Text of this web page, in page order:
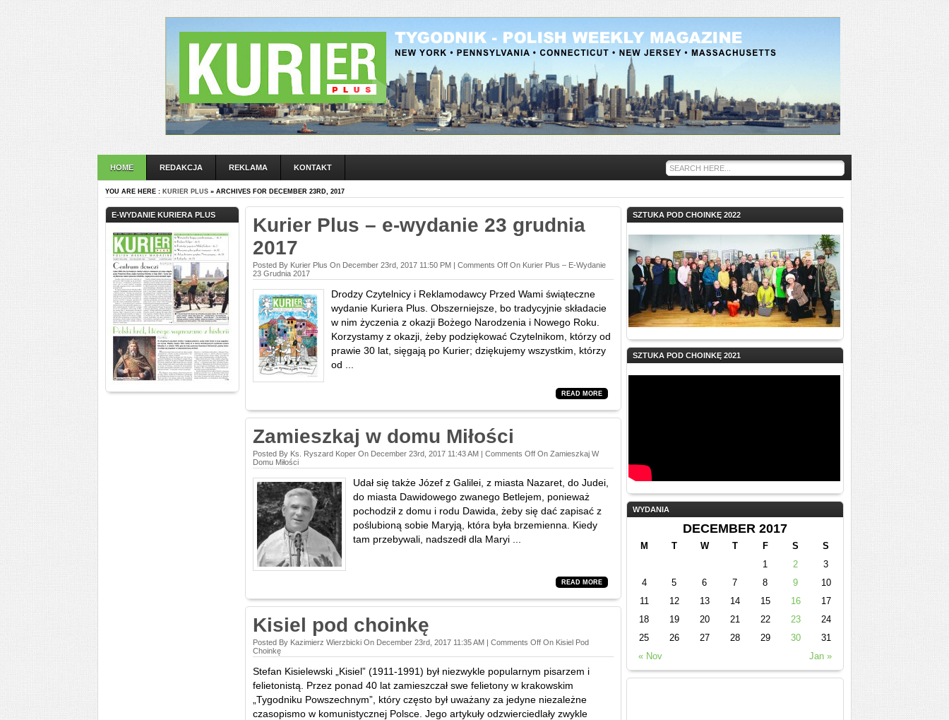
HOME REDAKCJA REKLAMA KONTAKT
YOU ARE HERE : KURIER PLUS » ARCHIVES FOR DECEMBER 23RD, 2017
E-WYDANIE KURIERA PLUS
Kurier Plus – e-wydanie 23 grudnia
2017
Posted By Kurier Plus On December 23rd, 2017 11:50 PM | Comments Off On Kurier Plus – E-Wydanie
23 Grudnia 2017
Drodzy Czytelnicy i Reklamodawcy Przed Wami świąteczne
wydanie Kuriera Plus. Obszerniejsze, bo tradycyjnie składacie
w nim życzenia z okazji Bożego Narodzenia i Nowego Roku.
Korzystamy z okazji, żeby podziękować Czytelnikom, którzy od
prawie 30 lat, sięgają po Kurier; dziękujemy wszystkim, którzy
od ...
READ MORE
Zamieszkaj w domu Miłości
Posted By Ks. Ryszard Koper On December 23rd, 2017 11:43 AM | Comments Off On Zamieszkaj W
Domu Miłości
Udał się także Józef z Galilei, z miasta Nazaret, do Judei,
do miasta Dawidowego zwanego Betlejem, ponieważ
pochodził z domu i rodu Dawida, żeby się dać zapisać z
poślubioną sobie Maryją, która była brzemienna. Kiedy
tam przebywali, nadszedł dla Maryi ...
READ MORE
Kisiel pod choinkę
Posted By Kazimierz Wierzbicki On December 23rd, 2017 11:35 AM | Comments Off On Kisiel Pod
Choinkę
Stefan Kisielewski „Kisiel” (1911-1991) był niezwykle popularnym pisarzem i
felietonistą. Przez ponad 40 lat zamieszczał swe felietony w krakowskim
„Tygodniku Powszechnym”, który często był uważany za jedyne niezależne
czasopismo w komunistycznej Polsce. Jego artykuły odzwierciedlały zwykle
SZTUKA POD CHOINKĘ 2022
SZTUKA POD CHOINKĘ 2021
WYDANIA
DECEMBER 2017
M T W T F S S
« Nov Jan »
1 2
3
4
5 6 7 8 9
10
11
12 13 14 15 16
17
18
19 20 21 22 23
24
25
26 27 28 29 30 31